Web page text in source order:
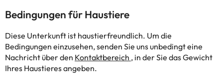
Bedingungen für Haustiere
Diese Unterkunft ist haustierfreundlich. Um die
Bedingungen einzusehen, senden Sie uns unbedingt eine
Nachricht über den Kontaktbereich , in der Sie das Gewicht
Ihres Haustieres angeben.